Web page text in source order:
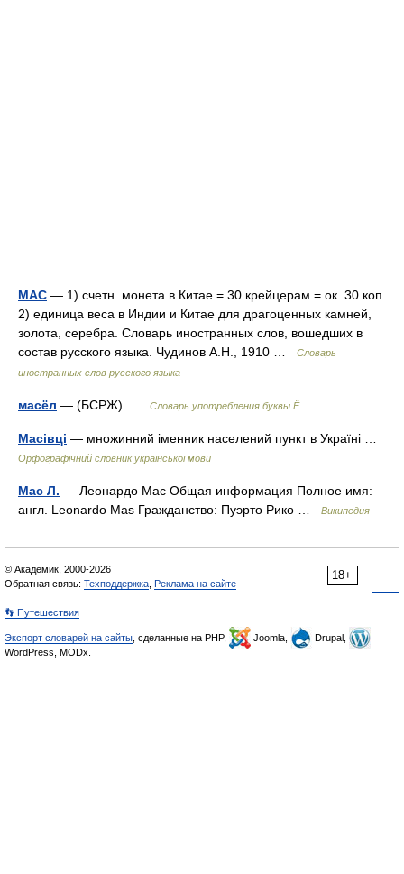
МАС — 1) счетн. монета в Китае = 30 крейцерам = ок. 30 коп.
2) единица веса в Индии и Китае для драгоценных камней,
золота, серебра. Словарь иностранных слов, вошедших в
состав русского языка. Чудинов А.Н., 1910 …
Словарь
иностранных слов русского языка
масёл — (БСРЖ) … Словарь употребления буквы Ё
Масівці — множинний іменник населений пункт в Україні …
Орфографічний словник української мови
Мас Л. — Леонардо Мас Общая информация Полное имя:
англ. Leonardo Mas Гражданство: Пуэрто Рико …
Википедия
18+
© Академик, 2000-2026
Обратная связь: Техподдержка Реклама на сайте
👣 Путешествия
Экспорт словарей на сайты , сделанные на PHP, Joomla,
Drupal,
WordPress, MODx.